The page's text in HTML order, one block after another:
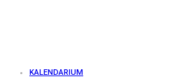
KALENDARIUM